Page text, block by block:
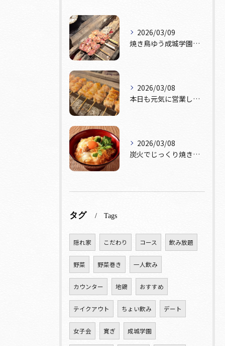
2026/03/09
焼き鳥ゆう成城学園前店です！本日テーブル席おひとつ、カウンタ...
2026/03/08
本日も元気に営業しております！🔥
2026/03/08
炭火でじっくり焼き上げた鶏肉。
タグ Tags
隠れ家 こだわり コース 飲み放題
野菜 野菜巻き 一人飲み
カウンター 地鶏 おすすめ
テイクアウト ちょい飲み デート
女子会 寛ぎ 成城学園